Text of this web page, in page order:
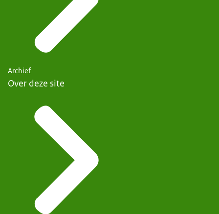
Archief
Over deze site